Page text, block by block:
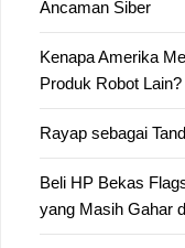
Ancaman Siber
Kenapa Amerika
Produk Robot Lain?
Rayap sebagai
Beli HP Bekas
yang Masih Gahar